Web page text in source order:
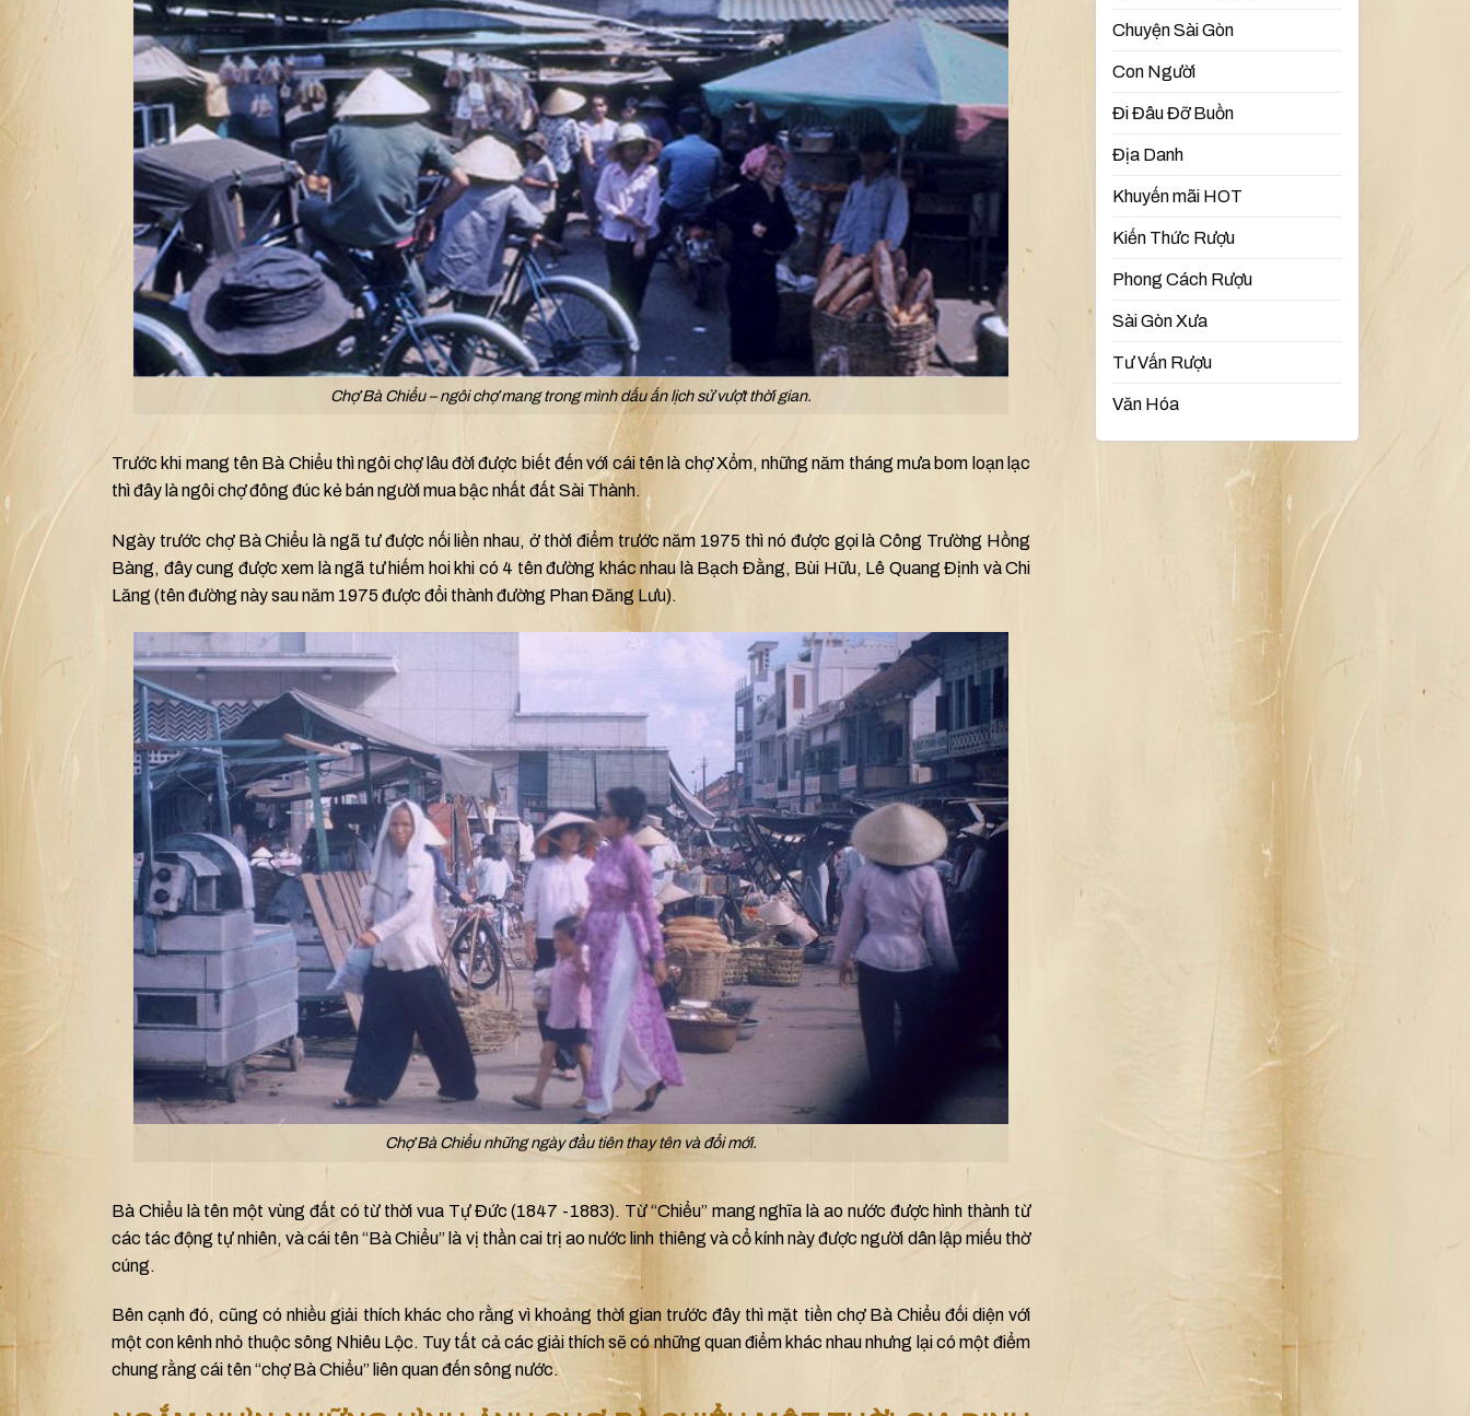
Chợ Bà Chiểu – ngôi chợ mang trong mình dấu ấn lịch sử vượt thời gian.
Trước khi mang tên Bà Chiểu thì ngôi chợ lâu đời được biết đến với cái tên là chợ Xổm, những năm tháng mưa bom loạn lạc
thì đây là ngôi chợ đông đúc kẻ bán người mua bậc nhất đất Sài Thành.
Ngày trước chợ Bà Chiểu là ngã tư được nối liền nhau, ở thời điểm trước năm 1975 thì nó được gọi là Công Trường Hồng
Bàng, đây cung được xem là ngã tư hiếm hoi khi có 4 tên đường khác nhau là Bạch Đằng, Bùi Hữu, Lê Quang Định và Chi
Lăng (tên đường này sau năm 1975 được đổi thành đường Phan Đăng Lưu).
Chợ Bà Chiểu những ngày đầu tiên thay tên và đổi mới.
Bà Chiểu là tên một vùng đất có từ thời vua Tự Đức (1847 -1883). Từ “Chiểu” mang nghĩa là ao nước được hình thành từ
các tác động tự nhiên, và cái tên “Bà Chiểu” là vị thần cai trị ao nước linh thiêng và cổ kính này được người dân lập miếu thờ
cúng.
Bên cạnh đó, cũng có nhiều giải thích khác cho rằng vì khoảng thời gian trước đây thì mặt tiền chợ Bà Chiểu đối diện với
một con kênh nhỏ thuộc sông Nhiêu Lộc. Tuy tất cả các giải thích sẽ có những quan điểm khác nhau nhưng lại có một điểm
chung rằng cái tên “chợ Bà Chiểu” liên quan đến sông nước.
Chuyện Sài Gòn
Con Người
Đi Đâu Đỡ Buồn
Địa Danh
Khuyến mãi HOT
Kiến Thức Rượu
Phong Cách Rượu
Sài Gòn Xưa
Tư Vấn Rượu
Văn Hóa